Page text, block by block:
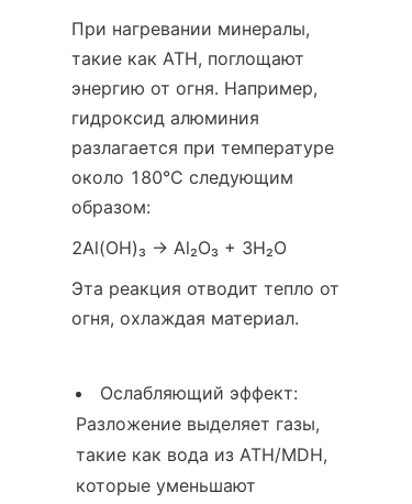
При нагревании минералы,
такие как ATH, поглощают
энергию от огня. Например,
гидроксид алюминия
разлагается при температуре
около 180°C следующим
образом:
2Al(OH)₃ → Al₂O₃ + 3H₂O
Эта реакция отводит тепло от
огня, охлаждая материал.
Ослабляющий эффект:
Разложение выделяет газы,
такие как вода из ATH/MDH,
которые уменьшают